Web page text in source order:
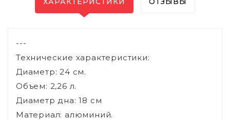
---
Технические характеристики:
Диаметр: 24 см.
Объем: 2,26 л.
Диаметр дна: 18 см
Материал: алюминий.